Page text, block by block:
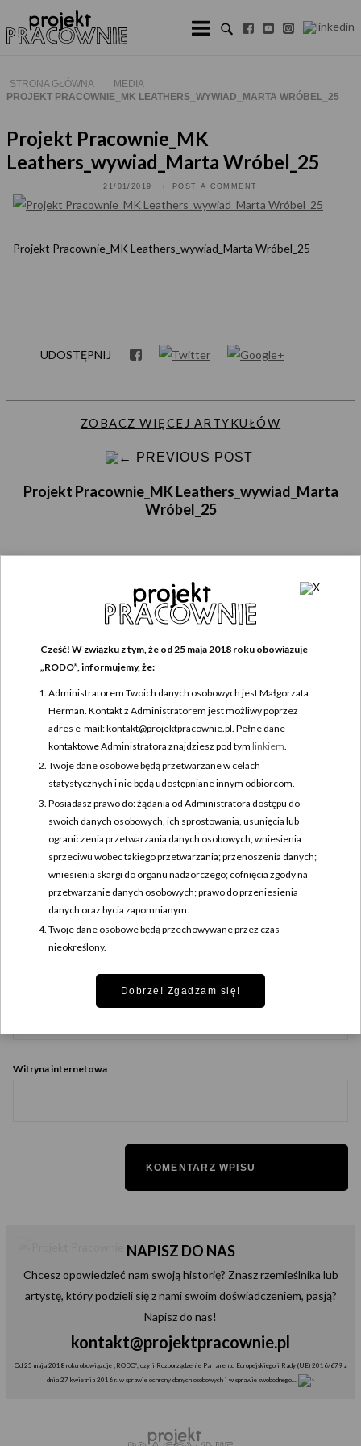
to
STRONA GŁÓWNA
MEDIA
PROJEKT PRACOWNIE_MK LEATHERS_WYWIAD_MARTA WRÓBEL_25
Projekt Pracownie_MK
Leathers_wywiad_Marta Wróbel_25
21/01/2019 POST A COMMENT
Projekt Pracownie_MK Leathers_wywiad_Marta Wróbel_25
UDOSTĘPNIJ
ZOBACZ WIĘCEJ ARTYKUŁÓW
PREVIOUS POST
Projekt Pracownie_MK Leathers_wywiad_Marta
Wróbel_25
DODAJ KOMENTARZ
Twój adres e-mail nie zostanie opublikowany. Wymagane pola są oznaczone
Komentarz
Witryna internetowa
NAPISZ DO NAS
Chcesz opowiedzieć nam swoją historię? Znasz rzemieślnika lub
artystę, który podzieli się z nami swoim doświadczeniem, pasją?
Napisz do nas!
kontakt@projektpracownie.pl
Od 25 maja 2018 roku obowiązuje „RODO”, czyli Rozporządzenie Parlamentu Europejskiego i Rady (UE) 2016/679 z
dnia 27 kwietnia 2016 r. w sprawie ochrony danych osobowych i w sprawie swobodnego...
Cześć! W związku z tym, że od 25 maja 2018 roku obowiązuje
„RODO”, informujemy, że:
Administratorem Twoich danych osobowych jest Małgorzata
Herman. Kontakt z Administratorem jest możliwy poprzez
adres e-mail: kontakt@projektpracownie.pl. Pełne dane
kontaktowe Administratora znajdziesz pod tym linkiem
Twoje dane osobowe będą przetwarzane w celach
statystycznych i nie będą udostępniane innym odbiorcom.
Posiadasz prawo do: żądania od Administratora dostępu do
swoich danych osobowych, ich sprostowania, usunięcia lub
ograniczenia przetwarzania danych osobowych; wniesienia
sprzeciwu wobec takiego przetwarzania; przenoszenia danych;
wniesienia skargi do organu nadzorczego; cofnięcia zgody na
przetwarzanie danych osobowych; prawo do przeniesienia
danych oraz bycia zapomnianym.
Twoje dane osobowe będą przechowywane przez czas
nieokreślony.
Dobrze! Zgadzam się!